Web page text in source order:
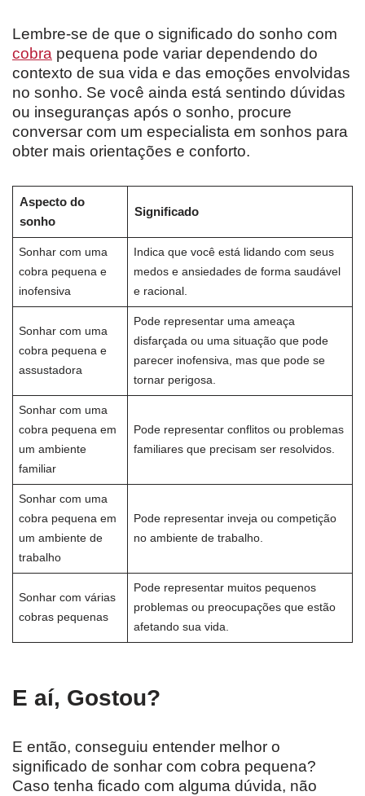
Lembre-se de que o significado do sonho com
cobra pequena pode variar dependendo do
contexto de sua vida e das emoções envolvidas
no sonho. Se você ainda está sentindo dúvidas
ou inseguranças após o sonho, procure
conversar com um especialista em sonhos para
obter mais orientações e conforto.
Aspecto do
sonho
Significado
Sonhar com uma
cobra pequena e
inofensiva
Indica que você está lidando com seus
medos e ansiedades de forma saudável
e racional.
Sonhar com uma
cobra pequena e
assustadora
Pode representar uma ameaça
disfarçada ou uma situação que pode
parecer inofensiva, mas que pode se
tornar perigosa.
Sonhar com uma
cobra pequena em
um ambiente
familiar
Pode representar conflitos ou problemas
familiares que precisam ser resolvidos.
Sonhar com uma
cobra pequena em
um ambiente de
trabalho
Pode representar inveja ou competição
no ambiente de trabalho.
Sonhar com várias
cobras pequenas
Pode representar muitos pequenos
problemas ou preocupações que estão
afetando sua vida.
E aí, Gostou?
E então, conseguiu entender melhor o
significado de sonhar com cobra pequena?
Caso tenha ficado com alguma dúvida, não